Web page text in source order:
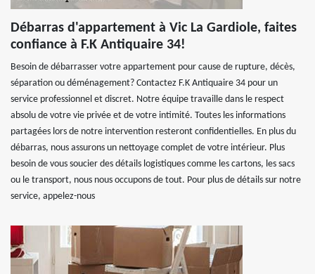
Débarras d'appartement à Vic La Gardiole, faites
confiance à F.K Antiquaire 34!
Besoin de débarrasser votre appartement pour cause de rupture, décès,
séparation ou déménagement? Contactez F.K Antiquaire 34 pour un
service professionnel et discret. Notre équipe travaille dans le respect
absolu de votre vie privée et de votre intimité. Toutes les informations
partagées lors de notre intervention resteront confidentielles. En plus du
débarras, nous assurons un nettoyage complet de votre intérieur. Plus
besoin de vous soucier des détails logistiques comme les cartons, les sacs
ou le transport, nous nous occupons de tout. Pour plus de détails sur notre
service, appelez-nous